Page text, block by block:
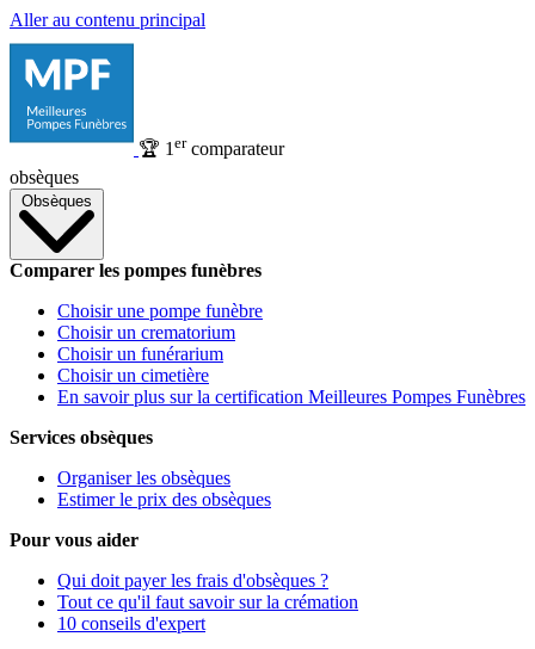
Aller au contenu principal
🏆 1 ercomparateur
obsèques
Obsèques
Comparer les pompes funèbres
Choisir une pompe funèbre
Choisir un crematorium
Choisir un funérarium
Choisir un cimetière
En savoir plus sur la certification Meilleures Pompes Funèbres
Services obsèques
Organiser les obsèques
Estimer le prix des obsèques
Pour vous aider
Qui doit payer les frais d'obsèques ?
Tout ce qu'il faut savoir sur la crémation
10 conseils d'expert